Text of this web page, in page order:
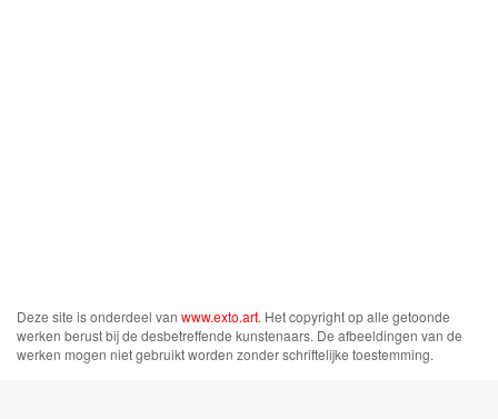
Deze site is onderdeel van www.exto.art. Het copyright op alle getoonde
werken berust bij de desbetreffende kunstenaars. De afbeeldingen van de
werken mogen niet gebruikt worden zonder schriftelijke toestemming.